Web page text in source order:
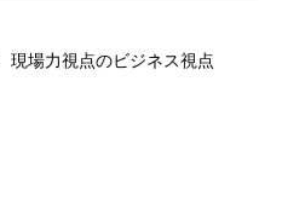
現場力視点のビジネス視点